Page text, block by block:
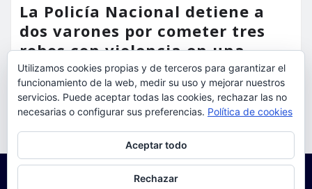
La Policía Nacional detiene a
dos varones por cometer tres
robos con violencia en una
misma mañana
torrent al dia Ago 7, 2026
Utilizamos cookies propias y de terceros para garantizar el
funcionamiento de la web, medir su uso y mejorar nuestros
servicios. Puede aceptar todas las cookies, rechazar las no
necesarias o configurar sus preferencias. Política de cookies
Aceptar todo
Rechazar
Para obtener más información, incluido cómo gestionar las cookies,